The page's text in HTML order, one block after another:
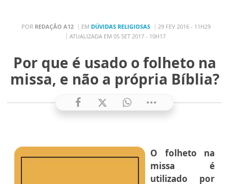
POR REDAÇÃO A12 EM DÚVIDAS RELIGIOSAS
29 FEV 2016 - 11H29
ATUALIZADA EM 05 SET 2017 - 10H17
Por que é usado o folheto na
missa, e não a própria Bíblia?
O folheto na
missa é
utilizado por